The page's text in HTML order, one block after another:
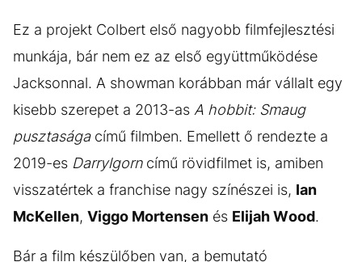
Ez a projekt Colbert első nagyobb filmfejlesztési
munkája, bár nem ez az első együttműködése
Jacksonnal. A showman korábban már vállalt egy
kisebb szerepet a 2013-as A hobbit: Smaug
pusztaságacímű filmben. Emellett ő rendezte a
2019-es Darrylgorncímű rövidfilmet is, amiben
visszatértek a franchise nagy színészei is, Ian
McKellen, Viggo Mortensen és Elijah Wood.
Bár a film készülőben van, a bemutató